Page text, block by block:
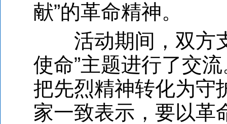
献”的革命精神。
活动期间，双方支
使命”主题进行了交
把先烈精神转化为守
家一致表示，要以革